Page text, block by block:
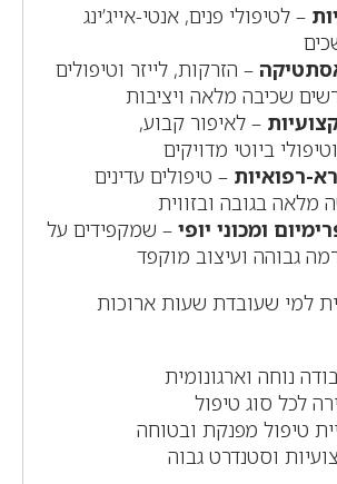
– לטיפולי פנים, אנטי-אייג’ינג
– הזרקות, לייזר וטיפולים
שכיבה מלאה ויציבות
– לאיפור קבוע,
ביוטי מדויקים
רפואיות – טיפולים עדינים
מלאה בגובה ובזווית
ומכוני יופי – שמקפידים על
גבוהה ועיצוב מוקפד
למי שעובדת שעות ארוכות
נוחה וארגונומית
לכל סוג טיפול
טיפול מפנקת ובטוחה
וסטנדרט גבוה